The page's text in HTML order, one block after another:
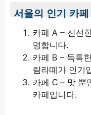
서울의 인기 카페
카페 A – 신선
명합니다.
카페 B – 독특
림라떼가 인기
카페 C – 맛 뿐
카페입니다.